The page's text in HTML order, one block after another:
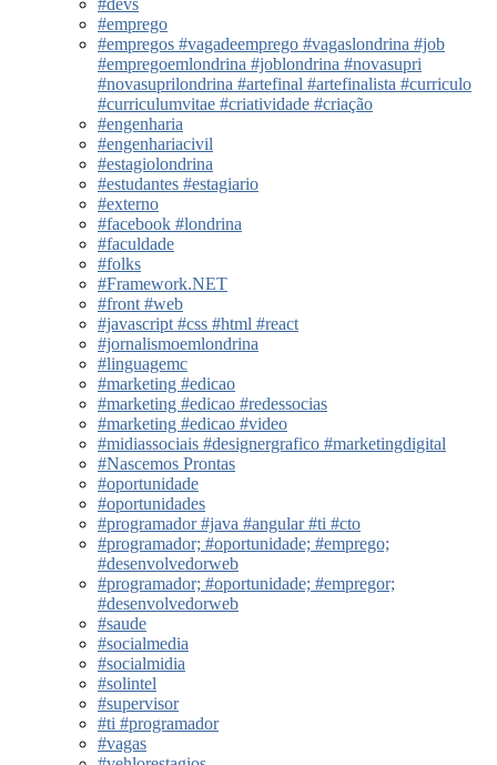
#emprego
#empregos #vagadeemprego #vagaslondrina #job
#empregoemlondrina #joblondrina #novasupri
#novasuprilondrina #artefinal #artefinalista #curriculo
#curriculumvitae #criatividade #criação
#engenharia
#engenhariacivil
#estagiolondrina
#estudantes #estagiario
#externo
#facebook #londrina
#faculdade
#folks
#Framework.NET
#front #web
#javascript #css #html #react
#jornalismoemlondrina
#linguagemc
#marketing #edicao
#marketing #edicao #redessocias
#marketing #edicao #video
#midiassociais #designergrafico #marketingdigital
#Nascemos Prontas
#oportunidade
#oportunidades
#programador #java #angular #ti #cto
#programador; #oportunidade; #emprego;
#desenvolvedorweb
#programador; #oportunidade; #empregor;
#desenvolvedorweb
#saude
#socialmedia
#socialmidia
#solintel
#supervisor
#ti #programador
#vagas